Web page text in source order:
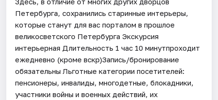
Петербурга, сохранились старинные интерьеры,
которые станут для вас порталом в прошлое
великосветского Петербурга Экскурсия
интерьерная Длительность 1 час 10 минутпроходит
ежедневно (кроме вскр)Запись/бронирование
обязательны Льготные категории посетителей:
пенсионеры, инвалиды, многодетные, блокадники,
участники войны и военных действий, их